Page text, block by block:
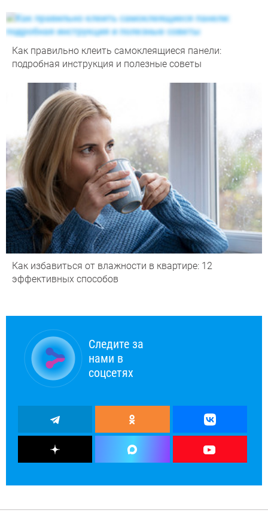
Как правильно клеить самоклеящиеся панели:
подробная инструкция и полезные советы
Как избавиться от влажности в квартире: 12
эффективных способов
Следите за
нами в
соцсетях